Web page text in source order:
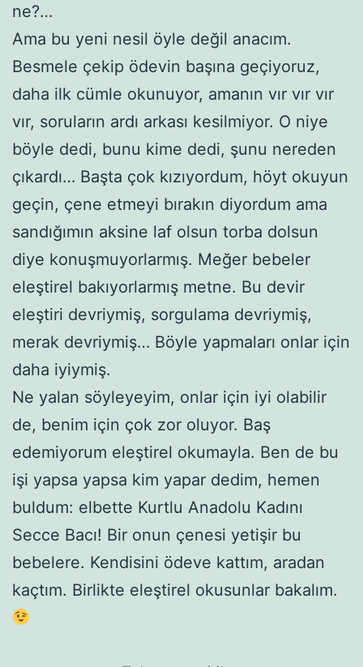
ne?…
Ama bu yeni nesil öyle değil anacım.
Besmele çekip ödevin başına geçiyoruz,
daha ilk cümle okunuyor, amanın vır vır vır
vır, soruların ardı arkası kesilmiyor. O niye
böyle dedi, bunu kime dedi, şunu nereden
çıkardı… Başta çok kızıyordum, höyt okuyun
geçin, çene etmeyi bırakın diyordum ama
sandığımın aksine laf olsun torba dolsun
diye konuşmuyorlarmış. Meğer bebeler
eleştirel bakıyorlarmış metne. Bu devir
eleştiri devriymiş, sorgulama devriymiş,
merak devriymiş… Böyle yapmaları onlar için
daha iyiymiş.
Ne yalan söyleyeyim, onlar için iyi olabilir
de, benim için çok zor oluyor. Baş
edemiyorum eleştirel okumayla. Ben de bu
işi yapsa yapsa kim yapar dedim, hemen
buldum: elbette Kurtlu Anadolu Kadını
Secce Bacı! Bir onun çenesi yetişir bu
bebelere. Kendisini ödeve kattım, aradan
kaçtım. Birlikte eleştirel okusunlar bakalım.